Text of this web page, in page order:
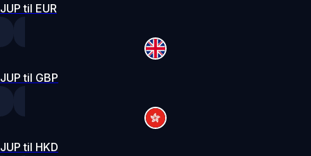
JUP til EUR
JUP til GBP
JUP til HKD